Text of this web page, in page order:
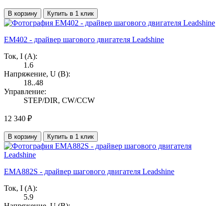
В корзину Купить в 1 клик
EM402 - драйвер шагового двигателя Leadshine
Ток, I (А):
1.6
Напряжение, U (В):
18..48
Управление:
STEP/DIR, CW/CCW
12 340 ₽
В корзину Купить в 1 клик
EMA882S - драйвер шагового двигателя Leadshine
Ток, I (А):
5.9